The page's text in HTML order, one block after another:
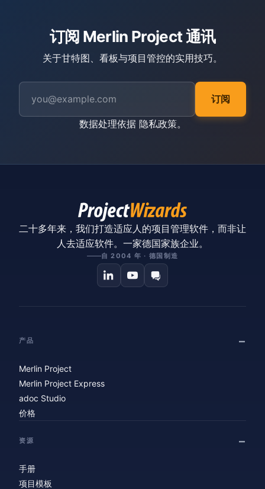
订阅 Merlin Project 通讯
关于甘特图、看板与项目管控的实用技巧。
订阅
数据处理依据 隐私政策。
二十多年来，我们打造适应人的项目管理软件，而非让
人去适应软件。一家德国家族企业。
自 2004 年 · 德国制造
产品
Merlin Project
Merlin Project Express
adoc Studio
价格
资源
手册
项目模板